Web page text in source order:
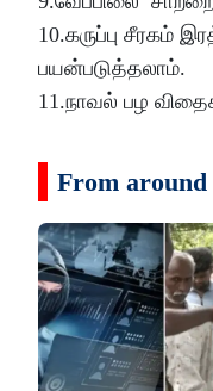
10.கருப்பு
பயன்படுத்தலாம்.
11.நாவல் பழ
From around